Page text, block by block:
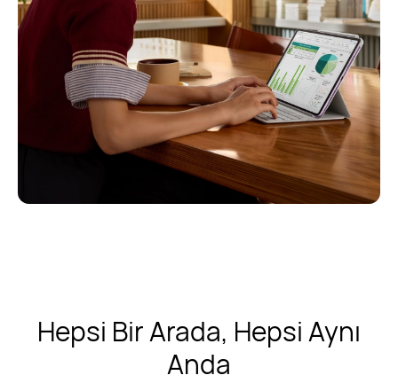
Hepsi Bir Arada, Hepsi Aynı
Anda